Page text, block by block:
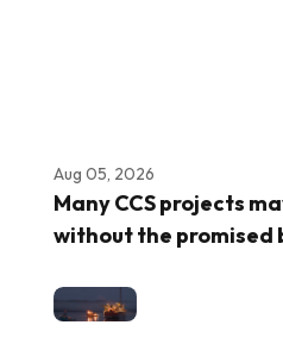
Aug 05, 2026
Many CCS projects
without the promised